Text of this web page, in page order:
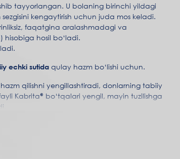
tayyorlangan. U bolaning birinchi yildagi
kengaytirish uchun juda mos keladi.
faqatgina aralashmadagi va
hisobiga hosil bo‘ladi.
echki sutida qulay hazm bo‘lishi uchun.
qilishni yengillashtiradi, donlarning tabiiy
Kabrita® bo‘tqalari yengil, mayin tuzilishga